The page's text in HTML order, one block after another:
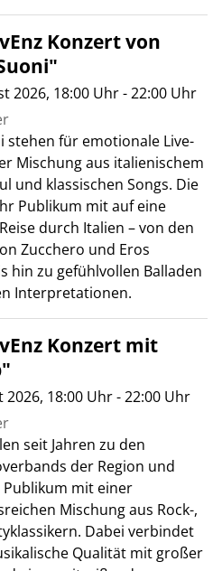
Konzert von
2026, 18:00 Uhr- 22:00 Uhr
stehen für emotionale Live-
Mischung aus italienischem
und klassischen Songs. Die
Publikum mit auf eine
durch Italien – von den
Zucchero und Eros
hin zu gefühlvollen Balladen
Interpretationen.
Konzert mit
2026, 18:00 Uhr- 22:00 Uhr
seit Jahren zu den
der Region und
mit einer
Mischung aus Rock-,
Dabei verbindet
Qualität mit großer